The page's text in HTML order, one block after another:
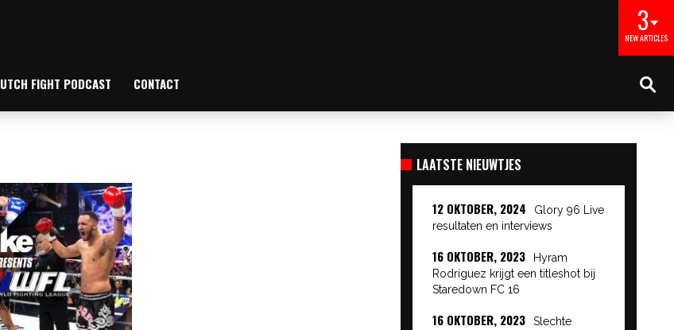
3
NEW ARTICLES
FIGHT PODCAST CONTACT
LAATSTE NIEUWTJES
12 OKTOBER, 2024
Glory 96 Live
resultaten en interviews
16 OKTOBER, 2023
Hyram
Rodriguez krijgt een titleshot bij
Staredown FC 16
16 OKTOBER, 2023
Slechte